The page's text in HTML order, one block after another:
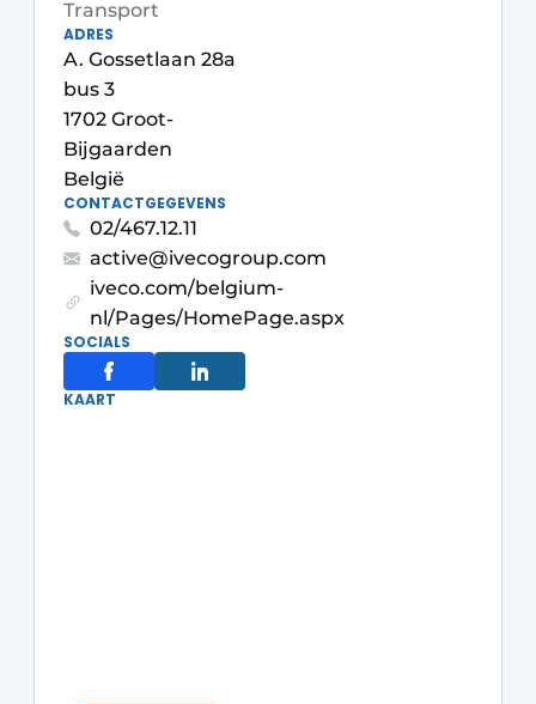
Transport
ADRES
A. Gossetlaan 28a
bus 3
1702 Groot-
Bijgaarden
België
CONTACTGEGEVENS
02/467.12.11
active@ivecogroup.com
iveco.com/belgium-
nl/Pages/HomePage.aspx
SOCIALS
KAART